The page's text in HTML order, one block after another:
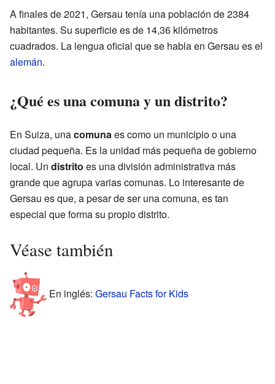
A finales de 2021, Gersau tenía una población de 2384
habitantes. Su superficie es de 14,36 kilómetros
cuadrados. La lengua oficial que se habla en Gersau es el
alemán.
¿Qué es una comuna y un distrito?
En Suiza, unacomunaes como un municipio o una
ciudad pequeña. Es la unidad más pequeña de gobierno
local. Un distrito es una división administrativa más
grande que agrupa varias comunas. Lo interesante de
Gersau es que, a pesar de ser una comuna, es tan
especial que forma su propio distrito.
Véase también
En inglés: Gersau Facts for Kids